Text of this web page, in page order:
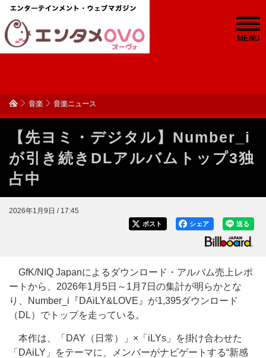
MENU
音楽 音楽ニュース
【先ヨミ・デジタル】Number_i
が引き続きDLアルバムトップ3独
占中
2026年1月9日 / 17:45
送る
シェア
ポスト
GfK/NIQ Japanによるダウンロード・アルバム売上レポ
ートから、2026年1月5日～1月7日の集計が明らかとな
り、Number_i『DAiLY&LOVE』が1,395ダウンロード
（DL）でトップを走っている。
本作は、「DAY（日常）」×「iLYs」を掛け合わせた
「DAiLY」をテーマに、メンバーがナビゲートする“新感